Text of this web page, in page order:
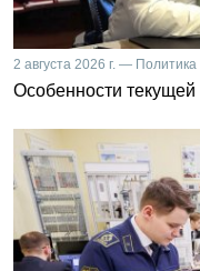
2 августа 2026 г. — Политика
Особенности текущей